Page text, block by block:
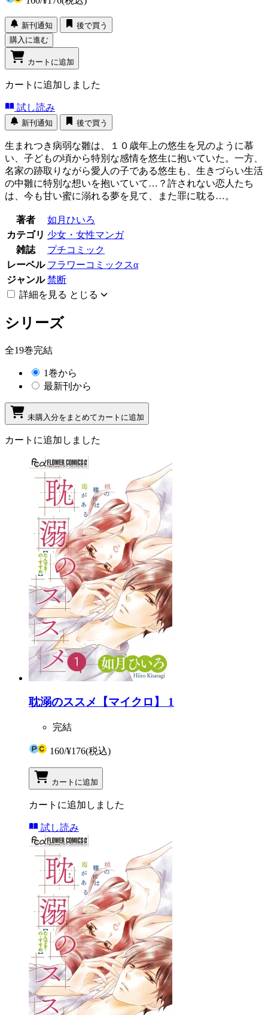
新刊通知
後で買う
購入に進む
カートに追加
カートに追加しました
試し読み
新刊通知 後で買う
生まれつき病弱な雛は、１０歳年上の悠生を兄のように慕
い、子どもの頃から特別な感情を悠生に抱いていた。一方、
名家の跡取りながら愛人の子である悠生も、生きづらい生活
の中雛に特別な想いを抱いていて…？許されない恋人たち
は、今も甘い蜜に溺れる夢を見て、また罪に耽る…。
著者
如月ひいろ
カテゴリ 少女・女性マンガ
雑誌
プチコミック
レーベル フラワーコミックスα
ジャンル 禁断
詳細を見る とじる
シリーズ
全19巻完結
1巻から
最新刊から
未購入分をまとめてカートに追加
カートに追加しました
耽溺のススメ【マイクロ】 1
完結
160/¥176(税込)
カートに追加
カートに追加しました
試し読み